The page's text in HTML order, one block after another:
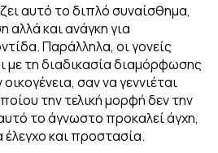
αυτό το διπλό συναίσθημα,
αλλά και ανάγκη για
Παράλληλα, οι γονείς
με τη διαδικασία διαμόρφωσης
σαν να γεννιέται
την τελική μορφή δεν την
το άγνωστο προκαλεί άγχη,
έλεγχο και προστασία.